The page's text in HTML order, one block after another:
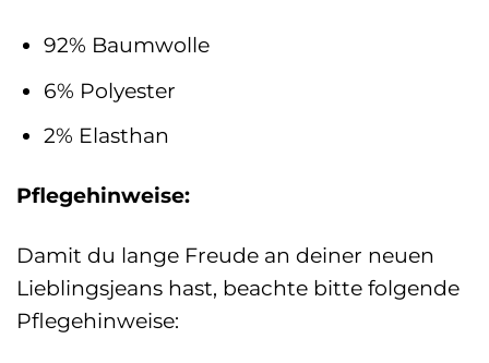
92% Baumwolle
6% Polyester
2% Elasthan
Pflegehinweise:
Damit du lange Freude an deiner neuen
Lieblingsjeans hast, beachte bitte folgende
Pflegehinweise: